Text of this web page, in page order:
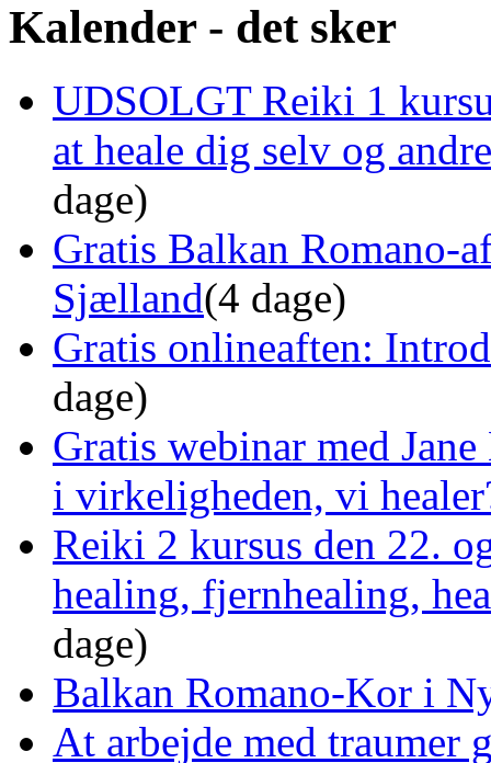
Kalender - det sker
UDSOLGT Reiki 1
at heale dig selv og
dage)
Gratis Balkan Romano-
Sjælland(4 dage)
Gratis onlineaften:
dage)
Gratis webinar med
i virkeligheden, vi
Reiki 2 kursus den 22.
healing, fjernhealing,
dage)
Balkan Romano-Kor i
At arbejde med traumer